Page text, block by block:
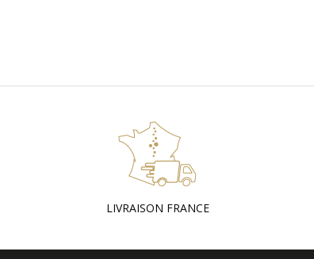
LIVRAISON FRANCE